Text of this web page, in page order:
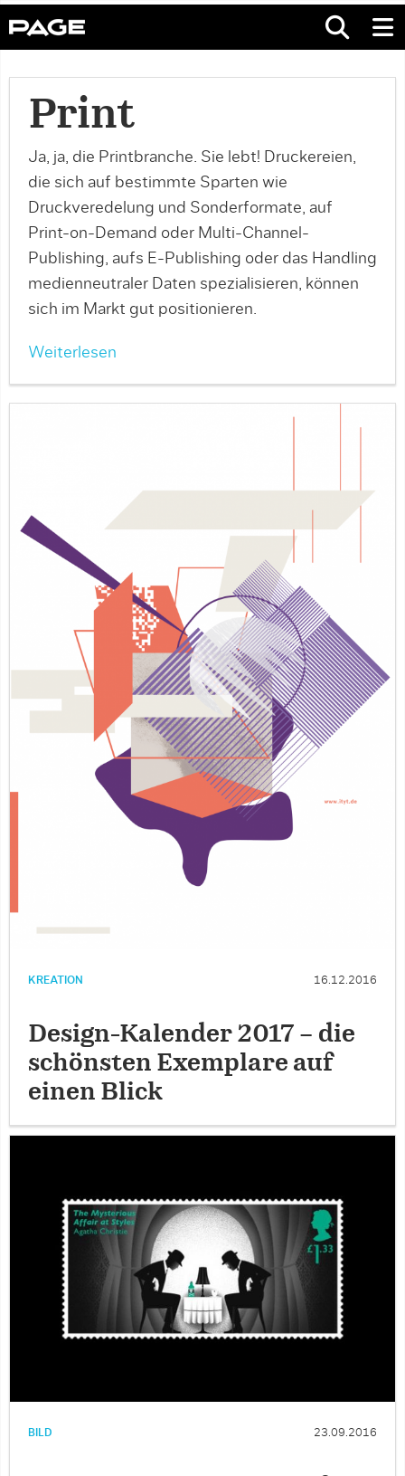
Print
Ja, ja, die Printbranche. Sie lebt! Druckereien,
die sich auf bestimmte Sparten wie
Druckveredelung und Sonderformate, auf
Print-on-Demand oder Multi-Channel-
Publishing, aufs E-Publishing oder das Handling
medienneutraler Daten spezialisieren, können
sich im Markt gut positionieren.
Weiterlesen
KREATION 16.12.2016
Design-Kalender 2017 – die
schönsten Exemplare auf
einen Blick
BILD 23.09.2016